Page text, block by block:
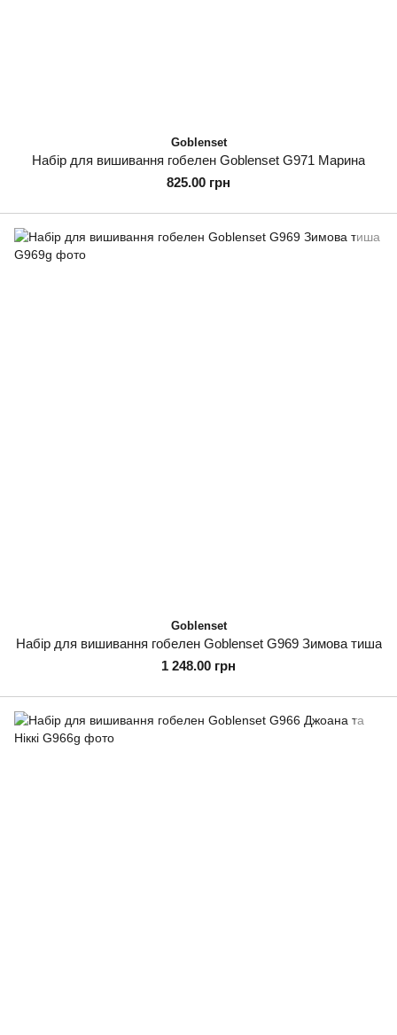
Goblenset
Набір для вишивання гобелен Goblenset G971 Марина
825.00 грн
Goblenset
Набір для вишивання гобелен Goblenset G969 Зимова тиша
1 248.00 грн